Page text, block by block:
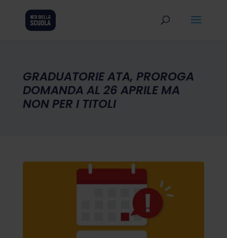
GRADUATORIE ATA, PROROGA
DOMANDA AL 26 APRILE MA
NON PER I TITOLI